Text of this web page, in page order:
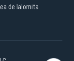
de Ialomita